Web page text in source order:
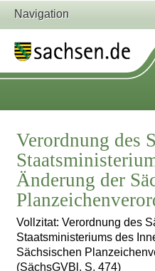
Navigation
Verordnung des
Änderung der
Vollzitat: Verordnung des
Staatsministeriums des
Sächsischen
(SächsGVBl. S. 474)